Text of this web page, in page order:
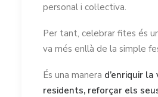
personal i col·lectiva.
Per tant, celebrar fites és
va més enllà de la simple
És una manera d’enriquir la
residents, reforçar els